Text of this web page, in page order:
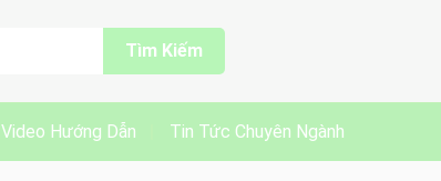
Tìm Kiếm
Video Hướng Dẫn Tin Tức Chuyên Ngành